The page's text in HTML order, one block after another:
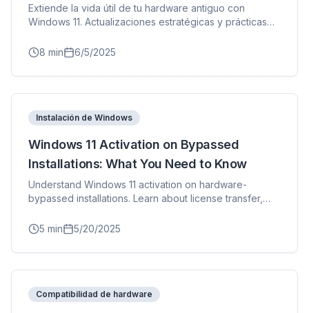
Extiende la vida útil de tu hardware antiguo con
Windows 11. Actualizaciones estratégicas y prácticas
8 min 6/5/2025
Instalación de Windows
Windows 11 Activation on Bypassed
Installations: What You Need to Know
Understand Windows 11 activation on hardware-
bypassed installations. Learn about license transfer,
5 min 5/20/2025
Compatibilidad de hardware